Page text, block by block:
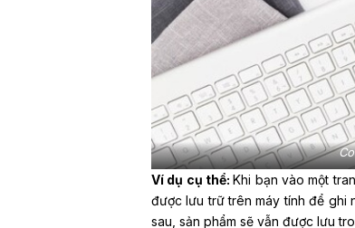
Ví dụ cụ thể:Khi bạn vào một
được lưu trữ trên máy tính để ghi
sau, sản phẩm sẽ vẫn được lưu